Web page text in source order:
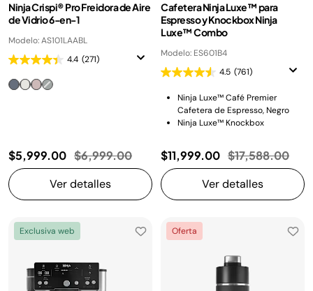
Ninja Crispi® Pro Freidora de Aire
de Vidrio 6-en-1
Modelo: AS101LAABL
4.4 (271)
$5,999.00 Precio reducido de
$6,999.00a
Ver detalles
Cafetera Ninja Luxe™ para
Espresso y Knockbox Ninja
Luxe™ Combo
Modelo: ES601B4
4.5 (761)
Ninja Luxe™ Café Premier
Cafetera de Espresso, Negro
Ninja Luxe™ Knockbox
$11,999.00 Precio
$17,588.00a
Ver detalles
Exclusiva web Oferta